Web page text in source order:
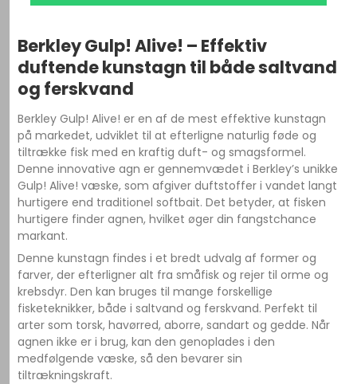
Berkley Gulp! Alive! – Effektiv
duftende kunstagn til både saltvand
og ferskvand
Berkley Gulp! Alive! er en af de mest effektive kunstagn
på markedet, udviklet til at efterligne naturlig føde og
tiltrække fisk med en kraftig duft- og smagsformel.
Denne innovative agn er gennemvædet i Berkley’s unikke
Gulp! Alive! væske, som afgiver duftstoffer i vandet langt
hurtigere end traditionel softbait. Det betyder, at fisken
hurtigere finder agnen, hvilket øger din fangstchance
markant.
Denne kunstagn findes i et bredt udvalg af former og
farver, der efterligner alt fra småfisk og rejer til orme og
krebsdyr. Den kan bruges til mange forskellige
fisketeknikker, både i saltvand og ferskvand. Perfekt til
arter som torsk, havørred, aborre, sandart og gedde. Når
agnen ikke er i brug, kan den genoplades i den
medfølgende væske, så den bevarer sin
tiltrækningskraft.